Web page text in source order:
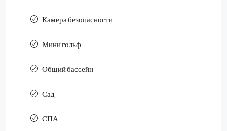
Камера безопасности
Мини гольф
Общий бассейн
Сад
СПА